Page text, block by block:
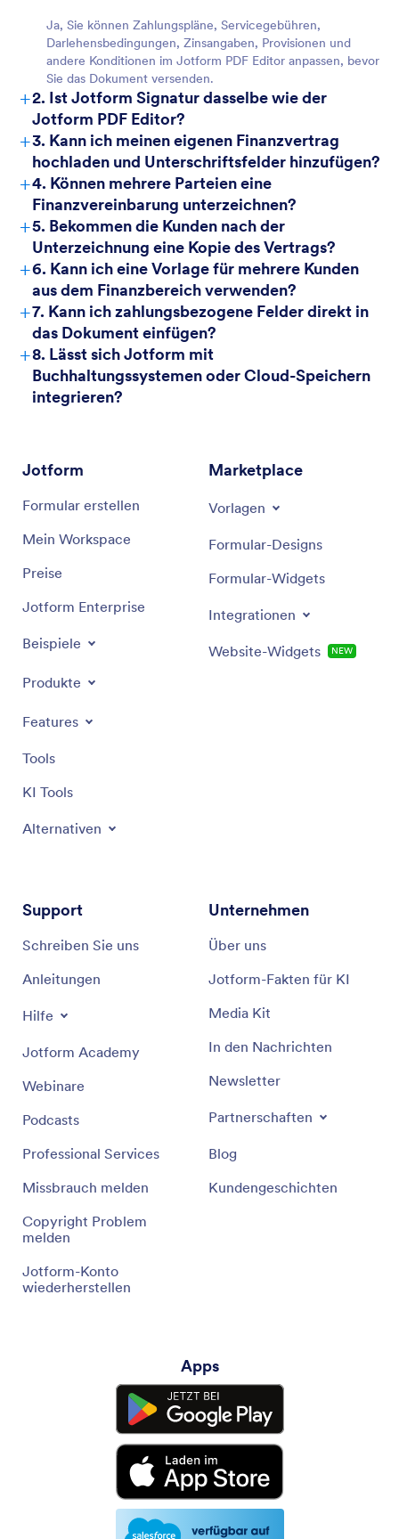
Ja, Sie können Zahlungspläne, Servicegebühren,
Darlehensbedingungen, Zinsangaben, Provisionen und
andere Konditionen im Jotform PDF Editor anpassen, bevor
Sie das Dokument versenden.
+2. Ist Jotform Signatur dasselbe wie der
Jotform PDF Editor?
+3. Kann ich meinen eigenen Finanzvertrag
hochladen und Unterschriftsfelder hinzufügen?
+4. Können mehrere Parteien eine
Finanzvereinbarung unterzeichnen?
+5. Bekommen die Kunden nach der
Unterzeichnung eine Kopie des Vertrags?
+6. Kann ich eine Vorlage für mehrere Kunden
aus dem Finanzbereich verwenden?
+7. Kann ich zahlungsbezogene Felder direkt in
das Dokument einfügen?
+8. Lässt sich Jotform mit
Buchhaltungssystemen oder Cloud-Speichern
integrieren?
Jotform
Formular erstellen
Mein Workspace
Preise
Jotform Enterprise
Beispiele
Produkte
Features
Tools
KI Tools
Alternativen
Marketplace
Vorlagen
Formular-Designs
Formular-Widgets
Integrationen
Website-Widgets NEW
Support
Schreiben Sie uns
Anleitungen
Hilfe
Jotform Academy
Webinare
Podcasts
Professional Services
Missbrauch melden
Copyright Problem
melden
Jotform-Konto
wiederherstellen
Unternehmen
Über uns
Jotform-Fakten für KI
Media Kit
In den Nachrichten
Newsletter
Partnerschaften
Blog
Kundengeschichten
Apps